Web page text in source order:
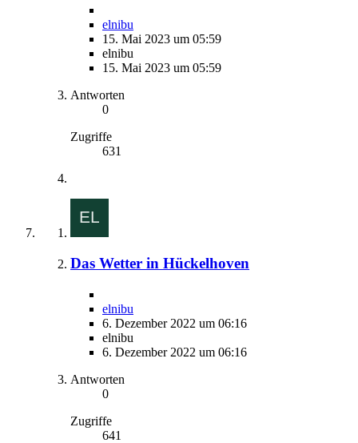
elnibu
15. Mai 2023 um 05:59
elnibu
15. Mai 2023 um 05:59
Antworten
0
Zugriffe
631
Das Wetter in Hückelhoven
elnibu
6. Dezember 2022 um 06:16
elnibu
6. Dezember 2022 um 06:16
Antworten
0
Zugriffe
641